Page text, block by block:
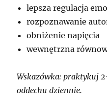
lepsza regulacja
rozpoznawanie
obniżenie napięcia
wewnętrzna
Wskazówka: praktykuj
oddechu dziennie.